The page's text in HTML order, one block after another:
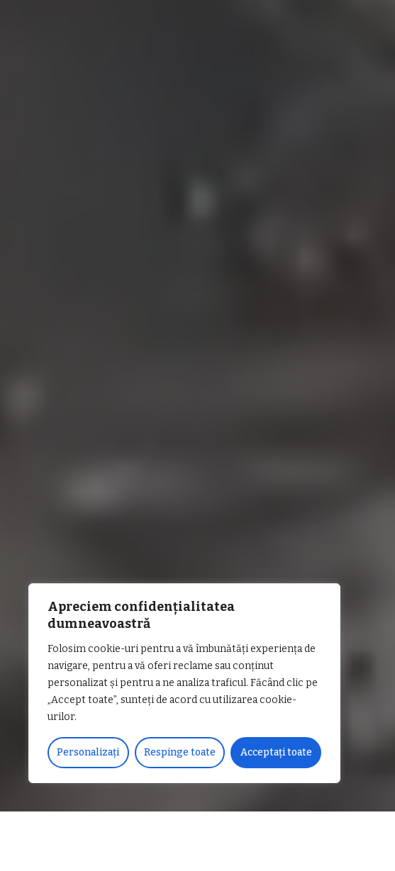
Apreciem confidențialitatea
dumneavoastră
Folosim cookie-uri pentru a vă îmbunătăți experiența de
navigare, pentru a vă oferi reclame sau conținut
personalizat și pentru a ne analiza traficul. Făcând clic pe
„Accept toate”, sunteți de acord cu utilizarea cookie-
urilor.
Personalizați Respinge toate Acceptați toate